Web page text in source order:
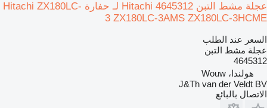
عجلة مشط التبن Hitachi 4645312 لـ حفارة Hitachi ZX180LC-
3 ZX180LC-3AMS ZX180LC-3HCME
السعر عند الطلب
عجلة مشط التبن
4645312
هولندا، Wouw
J&Th van der Veldt BV
الاتصال بالبائع